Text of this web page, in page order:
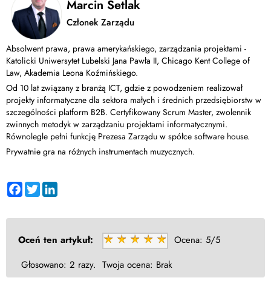
Marcin Setlak
Członek Zarządu
Absolwent prawa, prawa amerykańskiego, zarządzania projektami -
Katolicki Uniwersytet Lubelski Jana Pawła II, Chicago Kent College of
Law, Akademia Leona Koźmińskiego.
Od 10 lat związany z branżą ICT, gdzie z powodzeniem realizował
projekty informatyczne dla sektora małych i średnich przedsiębiorstw w
szczególności platform B2B. Certyfikowany Scrum Master, zwolennik
zwinnych metodyk w zarządzaniu projektami informatycznymi.
Równolegle pełni funkcję Prezesa Zarządu w spółce software house.
Prywatnie gra na różnych instrumentach muzycznych.
Facebook
Twitter
Oceń ten artykuł: Ocena: 5/5
Głosowano: 2 razy. Twoja ocena: Brak